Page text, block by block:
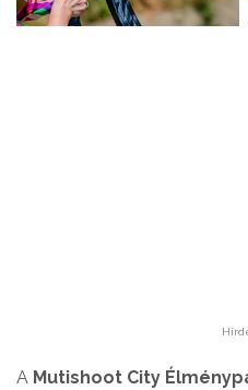
A Mutishoot City